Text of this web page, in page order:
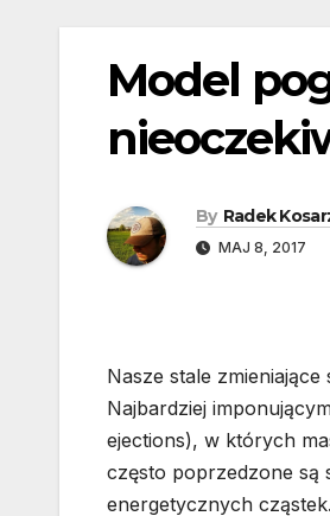
Model
By Radek
MAJ 8, 2017
Nasze stale
Najbardziej
ejections), w których
często poprzedzone są
energetycznych